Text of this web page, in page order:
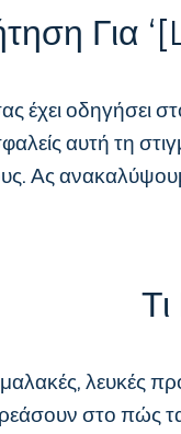
Για
έχει οδηγήσει
αυτή τη
Ας
λευκές
στο πώς τα